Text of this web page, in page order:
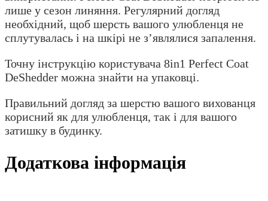
лише у сезон линяння. Регулярний догляд
необхідний, щоб шерсть вашого улюбленця не
сплутувалась і на шкірі не з’являлися запалення.
Точну інструкцію користувача 8in1 Perfect Coat
DeShedder можна знайти на упаковці.
Правильний догляд за шерстю вашого вихованця
корисний як для улюбленця, так і для вашого
затишку в будинку.
Додаткова інформація